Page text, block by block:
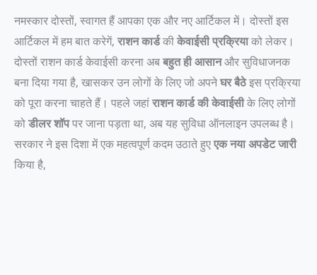
नमस्कार दोस्तों, स्वागत हैंआपकाएक और नए आर्टिकल में। दोस्तों इस
आर्टिकल में हम बात करेगें, राशन कार्डकीकेवाईसी प्रक्रियाको लेकर।
दोस्तों राशन कार्ड केवाईसी करना अबबहुत ही आसानऔरसुविधाजनक
बना दिया गया है, खासकर उन लोगों के लिए जो अपनेघर बैठेइस प्रक्रिया
को पूरा करना चाहते हैं। पहले जहांराशन कार्ड की केवाईसीके लिए लोगों
कोडीलर शॉपपर जाना पड़ता था, अब यह सुविधा ऑनलाइन उपलब्ध है।
सरकार ने इस दिशा में एक महत्वपूर्ण कदम उठाते हुएएक नया अपडेट जारी
किया है,